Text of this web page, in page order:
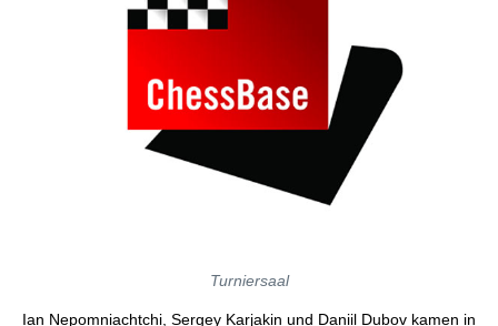
Turniersaal
Ian Nepomniachtchi, Sergey Karjakin und Daniil Dubov kamen in